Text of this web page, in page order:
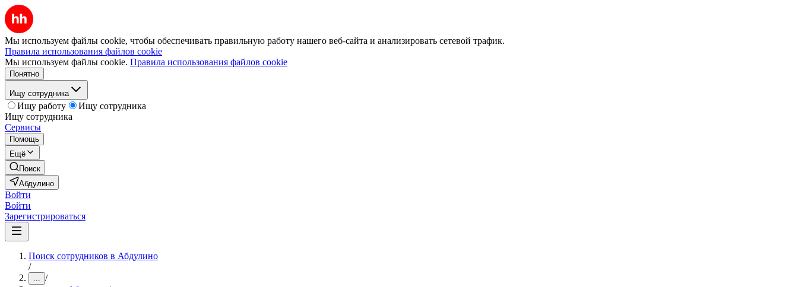
Мы используем файлы cookie, чтобы обеспечивать правильную работу нашего веб-сайта и анализировать сетевой трафик.
Правила использования файлов cookie
Мы используем файлы cookie. Правила использования файлов cookie
Понятно
Ищу сотрудника
Ищу работу
Ищу сотрудника
Ищу сотрудника
Сервисы
Помощь
Ещё
Поиск
Абдулино
Войти
Войти
Зарегистрироваться
Поиск сотрудников в Абдулино
/
... /